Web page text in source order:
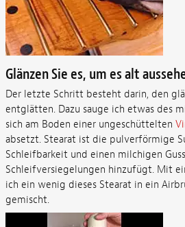
Glänzen Sie es, um es alt
Der letzte Schritt besteht darin, den
entglätten. Dazu sauge ich etwas des
sich am Boden einer ungeschüttelten
absetzt. Stearat ist die pulverförmige
Schleifbarkeit und einen milchigen
Schleifversiegelungen hinzufügt. Mit
ich ein wenig dieses Stearat in ein
gemischt.